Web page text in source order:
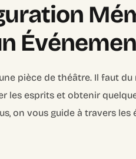
pièce de théâtre. Il faut
les esprits et obtenir
on vous guide à travers